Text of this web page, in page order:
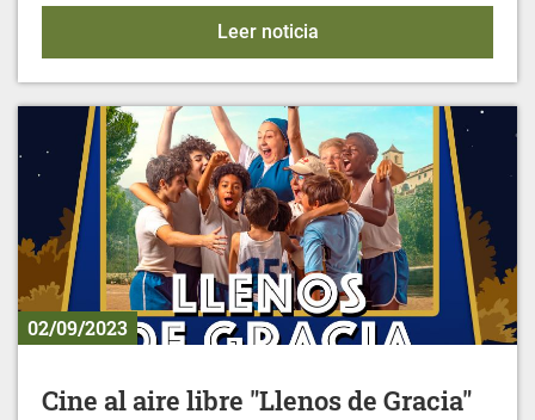
Leer noticiaRomerías en el
02/09/2023
Cine al aire libre "Llenos de Gracia"